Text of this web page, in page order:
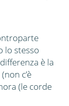
lo stesso
è la
c’è
(le corde